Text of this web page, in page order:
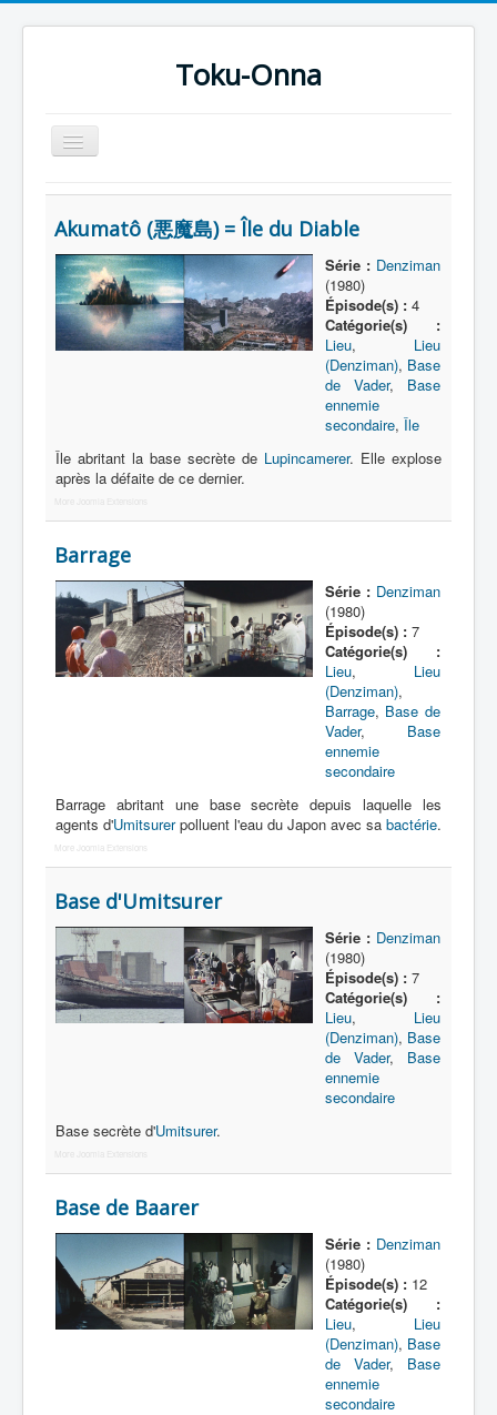
Toku-Onna
Basculer
la
Accueil
Toku-Actrices
Toku-Critiques
Séries
Films
Artiste Asperger
Denshi sentai Denziman (電子 戦
隊 デンジマン) = Escadron
électronique Denziman
Série
Lieux
Épisodes
Chronologie
Références
Fanservice
Tous
Récurrents
Beauté
Boutiques
Culture
Domiciles
Écoles
Akumatô (悪魔島) = Île du Diable
Série : Denziman
(1980)
Épisode(s) :4
Catégorie(s) :
Lieu, Lieu
(Denziman), Base
de Vader, Base
ennemie
secondaire, Île
Île abritant la base secrète de Lupincamerer. Elle explose
après la défaite de ce dernier.
More Joomla Extensions
Barrage
Série : Denziman
(1980)
Épisode(s) :7
Catégorie(s) :
Lieu, Lieu
(Denziman),
Barrage, Base de
Vader, Base
ennemie
secondaire
Barrage abritant une base secrète depuis laquelle les
agents d'Umitsurerpolluent l'eau du Japon avec sa bactérie.
More Joomla Extensions
Base d'Umitsurer
Série : Denziman
(1980)
Épisode(s) :7
Catégorie(s) :
Lieu, Lieu
(Denziman), Base
de Vader, Base
ennemie
secondaire
Base secrète d'Umitsurer.
More Joomla Extensions
Base de Baarer
Série : Denziman
(1980)
Épisode(s) :12
Catégorie(s) :
Lieu, Lieu
(Denziman), Base
de Vader, Base
ennemie
secondaire